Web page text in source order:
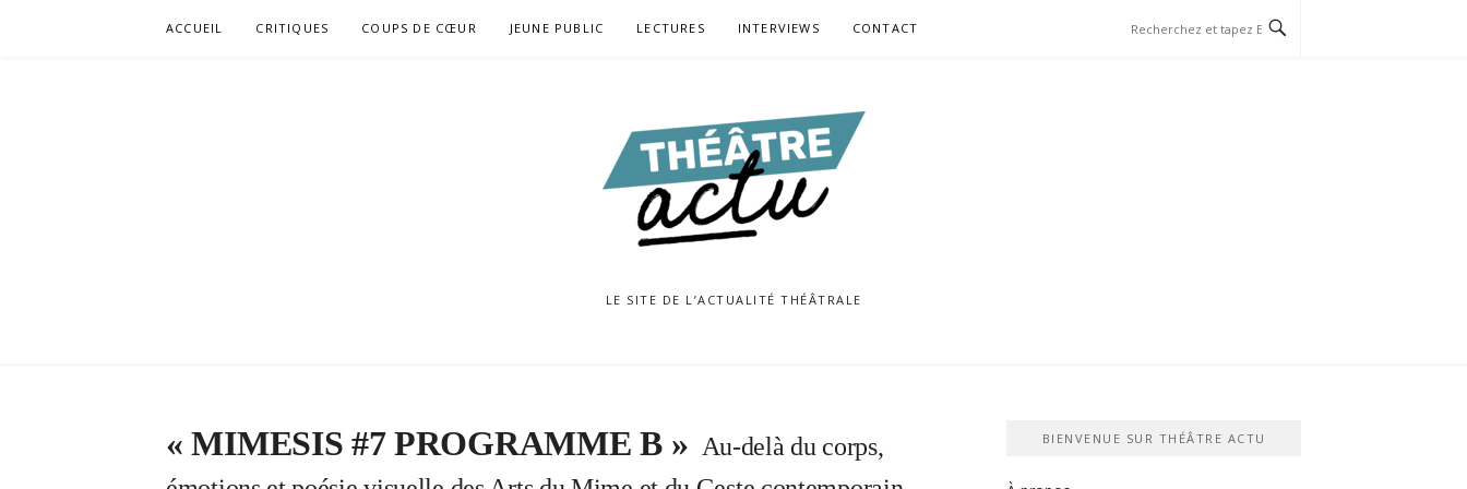
ACCUEIL CRITIQUES COUPS DE CŒUR JEUNE PUBLIC LECTURES INTERVIEWS CONTACT
LE SITE DE L’ACTUALITÉ THÉÂTRALE
« MIMESIS #7 PROGRAMME B » Au-delà du corps,
BIENVENUE SUR THÉÂTRE ACTU